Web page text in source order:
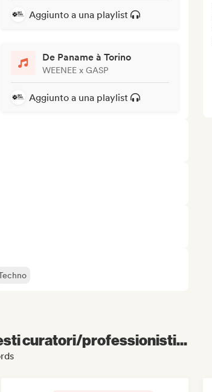
Aggiunto a una playlist
De Paname à Torino
WEENEE x GASP
Aggiunto a una playlist
curatori/professionisti...